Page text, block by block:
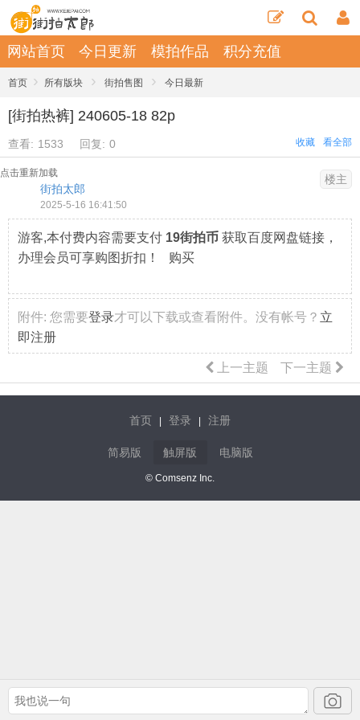
网站首页 今日更新 模拍作品 积分充值
首页 › 所有版块 › 街拍售图 › 今日最新
[街拍热裤] 240605-18 82p
查看: 1533 回复: 0 看全部
收藏
点击重新加载
街拍太郎
2025-5-16 16:41:50
楼主
游客,本付费内容需要支付 19街拍币 获取百度网盘链接，
办理会员可享购图折扣！ 购买
附件: 您需要登录才可以下载或查看附件。没有帐号？ 立
即注册
下一主题
上一主题
首页 登录 注册
简易版 触屏版 电脑版
© Comsenz Inc.